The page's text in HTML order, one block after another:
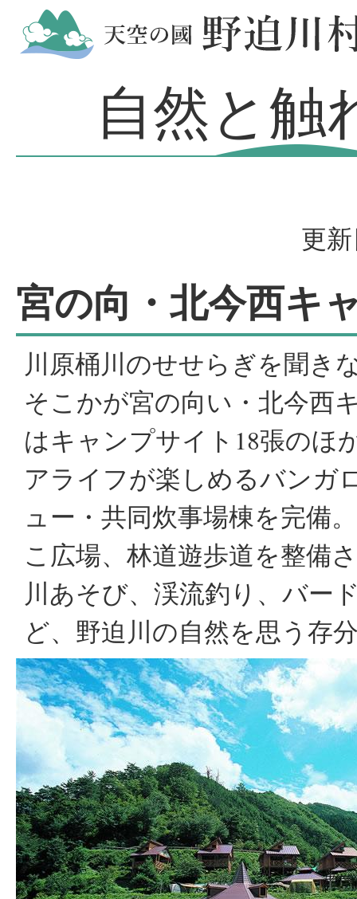
自然と触
更
宮の向・北今西キ
川原桶川のせせらぎを聞き
そこかが宮の向い・北今西
はキャンプサイト18張のほ
アライフが楽しめるバンガ
ュー・共同炊事場棟を完備
こ広場、林道遊歩道を整備
川あそび、渓流釣り、バー
ど、野迫川の自然を思う存